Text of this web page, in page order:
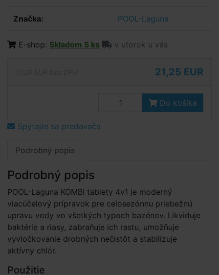
Značka: POOL-Laguna
E-shop: Skladom 5 ks v utorok u vás
21,25 EUR
Do košíka
Spýtajte sa predavača
Podrobný popis
Podrobný popis
POOL-Laguna KOMBI tablety 4v1 je moderný
viacúčelový prípravok pre celosezónnu priebežnú
upravu vody vo všetkých typoch bazénov. Likviduje
baktérie a riasy, zabraňuje ich rastu, umožňuje
vyvločkovanie drobných nečistôt a stabilizuje
aktívny chlór.
Použitie